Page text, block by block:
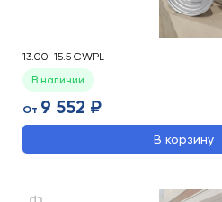
13.00-15.5 CWPL
В наличии
От 9 552 ₽
В корзину